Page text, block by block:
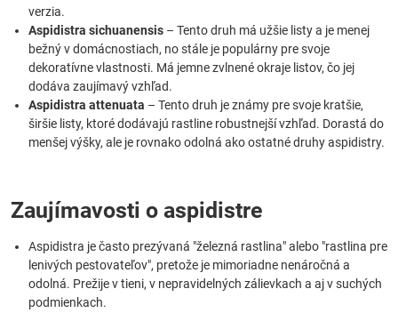
verzia.
Aspidistra sichuanensis – Tento druh má užšie listy a je menej
bežný v domácnostiach, no stále je populárny pre svoje
dekoratívne vlastnosti. Má jemne zvlnené okraje listov, čo jej
dodáva zaujímavý vzhľad.
Aspidistra attenuata – Tento druh je známy pre svoje kratšie,
širšie listy, ktoré dodávajú rastline robustnejší vzhľad. Dorastá do
menšej výšky, ale je rovnako odolná ako ostatné druhy aspidistry.
Zaujímavosti o aspidistre
Aspidistra je často prezývaná "železná rastlina" alebo "rastlina pre
lenivých pestovateľov", pretože je mimoriadne nenáročná a
odolná. Prežije v tieni, v nepravidelných zálievkach a aj v suchých
podmienkach.